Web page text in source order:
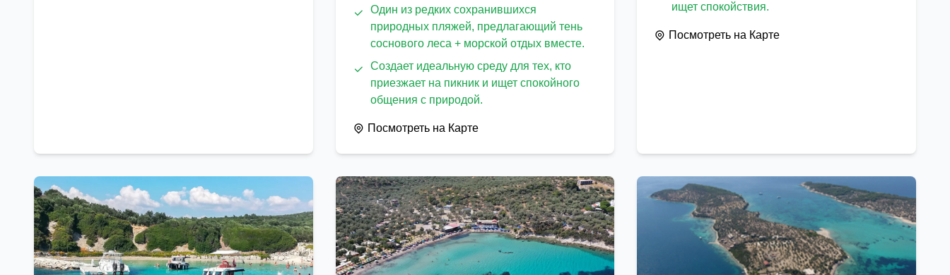
Один из редких сохранившихся
природных пляжей, предлагающий тень
соснового леса + морской отдых вместе.
Создает идеальную среду для тех, кто
приезжает на пикник и ищет спокойного
общения с природой.
Посмотреть на Карте
ищет спокойствия.
Посмотреть на Карте